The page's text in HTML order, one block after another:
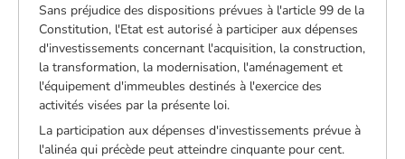
Sans préjudice des dispositions prévues à l'article 99 de la
Constitution, l'Etat est autorisé à participer aux dépenses
d'investissements concernant l'acquisition, la construction,
la transformation, la modernisation, l'aménagement et
l'équipement d'immeubles destinés à l'exercice des
activités visées par la présente loi.
La participation aux dépenses d'investissements prévue à
l'alinéa qui précède peut atteindre cinquante pour cent.